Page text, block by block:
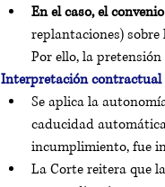
En el caso, el
replantaciones)
Por ello, la
Interpretación contractual
Se aplica la
caducidad
incumplimiento, fue
La Corte reitera que